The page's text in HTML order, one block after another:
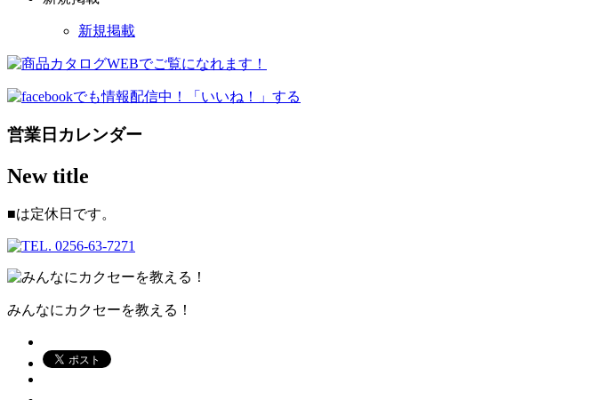
新規掲載
営業日カレンダー
New title
■は定休日です。
みんなにカクセーを教える！